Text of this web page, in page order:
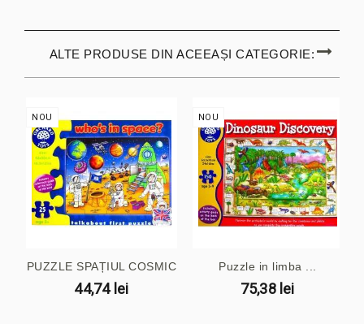
ALTE PRODUSE DIN ACEEAȘI CATEGORIE:
NOU
PUZZLE SPAȚIUL COSMIC
44,74 lei
NOU
Puzzle in limba ...
75,38 lei